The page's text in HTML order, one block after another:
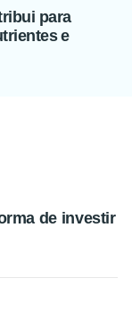
para
e
de investir